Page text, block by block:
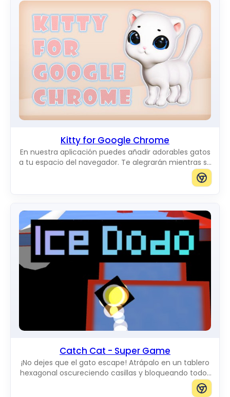
Kitty for Google Chrome
En nuestra aplicación puedes añadir adorables gatos
a tu espacio del navegador. Te alegrarán mientras se
mueven por la pantalla. Puedes añadir gatos del
Catch Cat - Super Game
¡No dejes que el gato escape! Atrápalo en un tablero
hexagonal oscureciendo casillas y bloqueando todos